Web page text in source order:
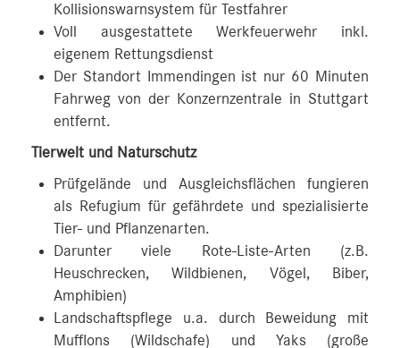
Kollisionswarnsystem für Testfahrer
Voll ausgestattete Werkfeuerwehr inkl.
eigenem Rettungsdienst
Der Standort Immendingen ist nur 60 Minuten
Fahrweg von der Konzernzentrale in Stuttgart
entfernt.
Tierwelt und Naturschutz
Prüfgelände und Ausgleichsflächen fungieren
als Refugium für gefährdete und spezialisierte
Tier- und Pflanzenarten.
Darunter viele Rote-Liste-Arten (z.B.
Heuschrecken, Wildbienen, Vögel, Biber,
Amphibien)
Landschaftspflege u.a. durch Beweidung mit
Mufflons (Wildschafe) und Yaks (große